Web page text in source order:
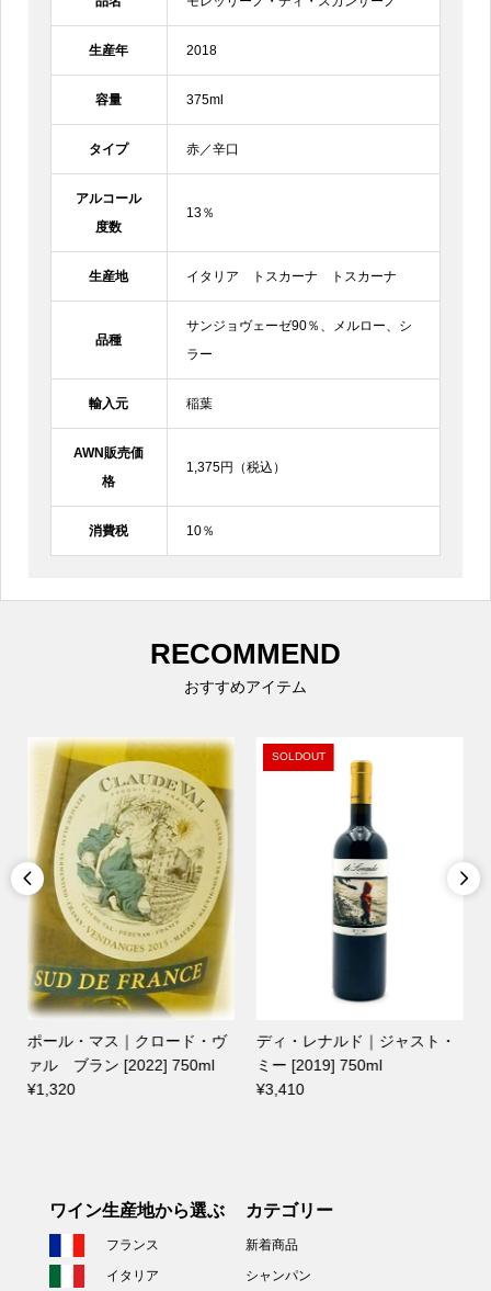
生産年 2018
容量 375ml
タイプ 赤／辛口
アルコール
度数
13％
生産地 イタリア トスカーナ トスカーナ
品種
サンジョヴェーゼ90％、メルロー、シ
ラー
輸入元 稲葉
AWN販売価
格
1,375円（税込）
消費税 10％
RECOMMEND
おすすめアイテム

ポール・マス｜クロード・ヴ
ァル ブラン [2022] 750ml
¥1,320
SOLDOUT
ディ・レナルド｜ジャスト・
ミー [2019] 750ml
¥3,410

ワイン生産地から選ぶ
フランス
イタリア
カテゴリー
新着商品
シャンパン